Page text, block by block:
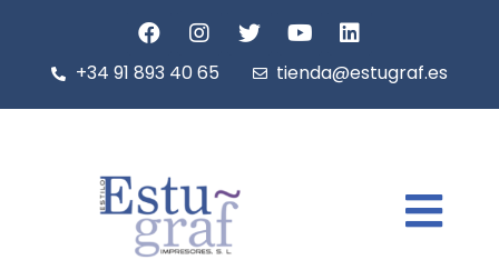
+34 91 893 40 65 tienda@estugraf.es